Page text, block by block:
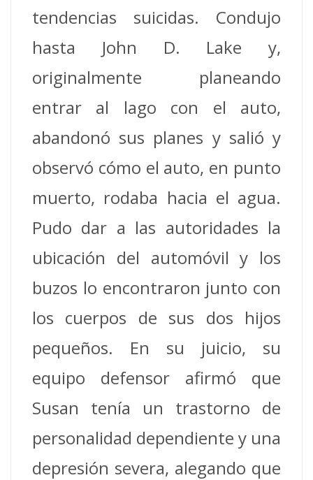
tendencias suicidas. Condujo
hasta John D. Lake y,
originalmente planeando
entrar al lago con el auto,
abandonó sus planes y salió y
observó cómo el auto, en punto
muerto, rodaba hacia el agua.
Pudo dar a las autoridades la
ubicación del automóvil y los
buzos lo encontraron junto con
los cuerpos de sus dos hijos
pequeños. En su juicio, su
equipo defensor afirmó que
Susan tenía un trastorno de
personalidad dependiente y una
depresión severa, alegando que